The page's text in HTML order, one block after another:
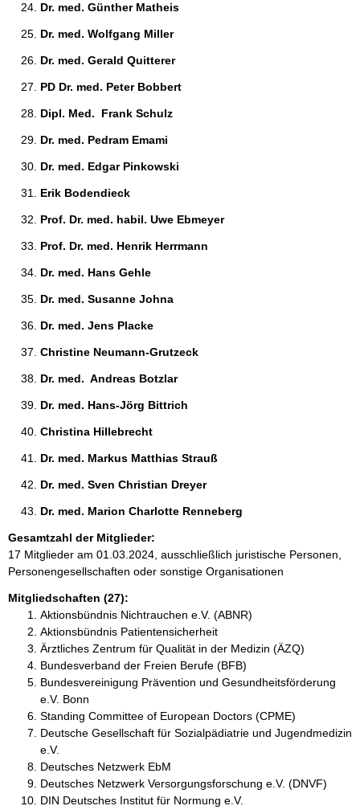
Dr. med. Günther Matheis
Dr. med. Wolfgang Miller
Dr. med. Gerald Quitterer
PD Dr. med. Peter Bobbert
Dipl. Med.  Frank Schulz
Dr. med. Pedram Emami
Dr. med. Edgar Pinkowski
Erik Bodendieck
Prof. Dr. med. habil. Uwe Ebmeyer
Prof. Dr. med. Henrik Herrmann
Dr. med. Hans Gehle
Dr. med. Susanne Johna
Dr. med. Jens Placke
Christine Neumann-Grutzeck
Dr. med.  Andreas Botzlar
Dr. med. Hans-Jörg Bittrich
Christina Hillebrecht
Dr. med. Markus Matthias Strauß
Dr. med. Sven Christian Dreyer
Dr. med. Marion Charlotte Renneberg
Gesamtzahl der Mitglieder:
17 Mitglieder am 01.03.2024, ausschließlich juristische Personen,
Personengesellschaften oder sonstige Organisationen
Mitgliedschaften (27):
Aktionsbündnis Nichtrauchen e.V. (ABNR)
Aktionsbündnis Patientensicherheit
Ärztliches Zentrum für Qualität in der Medizin (ÄZQ)
Bundesverband der Freien Berufe (BFB)
Bundesvereinigung Prävention und Gesundheitsförderung
e.V. Bonn
Standing Committee of European Doctors (CPME)
Deutsche Gesellschaft für Sozialpädiatrie und Jugendmedizin
e.V.
Deutsches Netzwerk EbM
Deutsches Netzwerk Versorgungsforschung e.V. (DNVF)
DIN Deutsches Institut für Normung e.V.